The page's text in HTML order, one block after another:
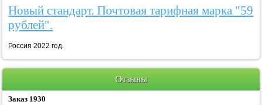
Новый стандарт. Почтовая тарифная марка "59
рублей".
Россия 2022 год.
Отзывы
Заказ 1930